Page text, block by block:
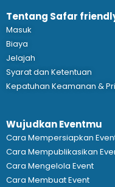
Tentang Safar
Masuk
Biaya
Jelajah
Syarat dan Ketentuan
Kepatuhan Keamanan &
Wujudkan Eventmu
Cara Mempersiapkan
Cara Mempublikasikan
Cara Mengelola Event
Cara Membuat Event